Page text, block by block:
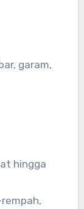
garam,
hingga